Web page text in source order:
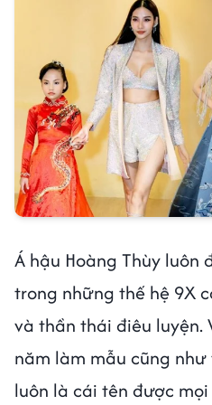
Á hậu Hoàng Thùy
trong những thế hệ 9X
và thần thái điêu luyện.
năm làm mẫu cũng
luôn là cái tên được